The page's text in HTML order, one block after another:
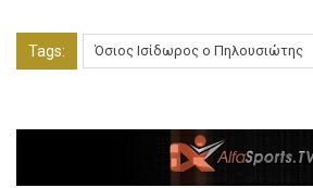
Tags: Όσιος Ισίδωρος ο Πηλουσιώτης